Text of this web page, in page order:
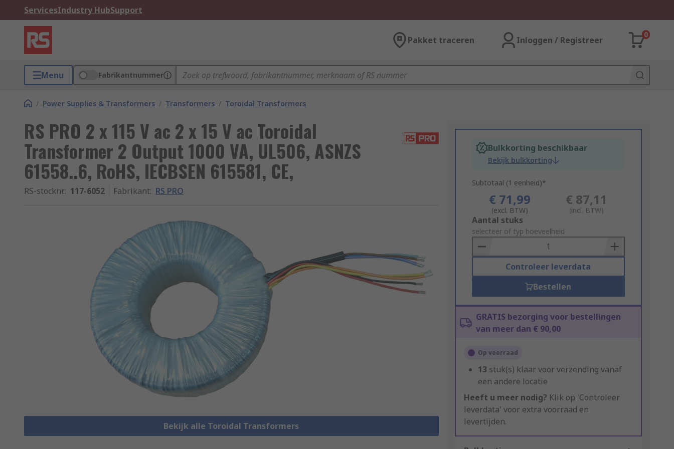
ServicesIndustry HubSupport
Pakket traceren Inloggen / Registreer
0
Menu Fabrikantnummer
/ Power Supplies & Transformers / Transformers / Toroidal Transformers
RS PRO 2 x 115 V ac 2 x 15 V ac Toroidal
Transformer 2 Output 1000 VA, UL506, ASNZS
61558..6, RoHS, IECBSEN 615581, CE,
RS-stocknr.: 117-6052 Fabrikant: RS PRO
Bekijk alle Toroidal Transformers
Bulkkorting beschikbaar
Bekijk bulkkorting
Subtotaal (1 eenheid)*
€ 71,99
(excl. BTW)
€ 87,11
(incl. BTW)
Add
to
Basket
Aantal stuks
selecteer of typ hoeveelheid
Controleer leverdata
Bestellen
GRATIS bezorging voor bestellingen
van meer dan € 90,00
Op voorraad
13 stuk(s) klaar voor verzending vanaf
een andere locatie
Heeft u meer nodig? Klik op 'Controleer
leverdata' voor extra voorraad en
levertijden.